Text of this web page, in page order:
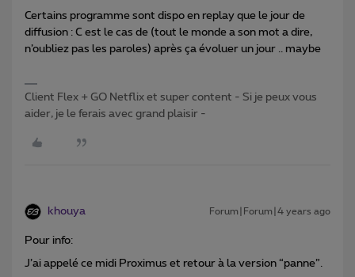
Certains programme sont dispo en replay que le jour de
diffusion : C est le cas de (tout le monde a son mot a dire,
n’oubliez pas les paroles) après ça évoluer un jour .. maybe
Client Flex + GO Netflix et super content - Si je peux vous
aider, je le ferais avec grand plaisir -
khouya Forum|Forum|4 years ago
Pour info:
J’ai appelé ce midi Proximus et retour à la version “panne”.